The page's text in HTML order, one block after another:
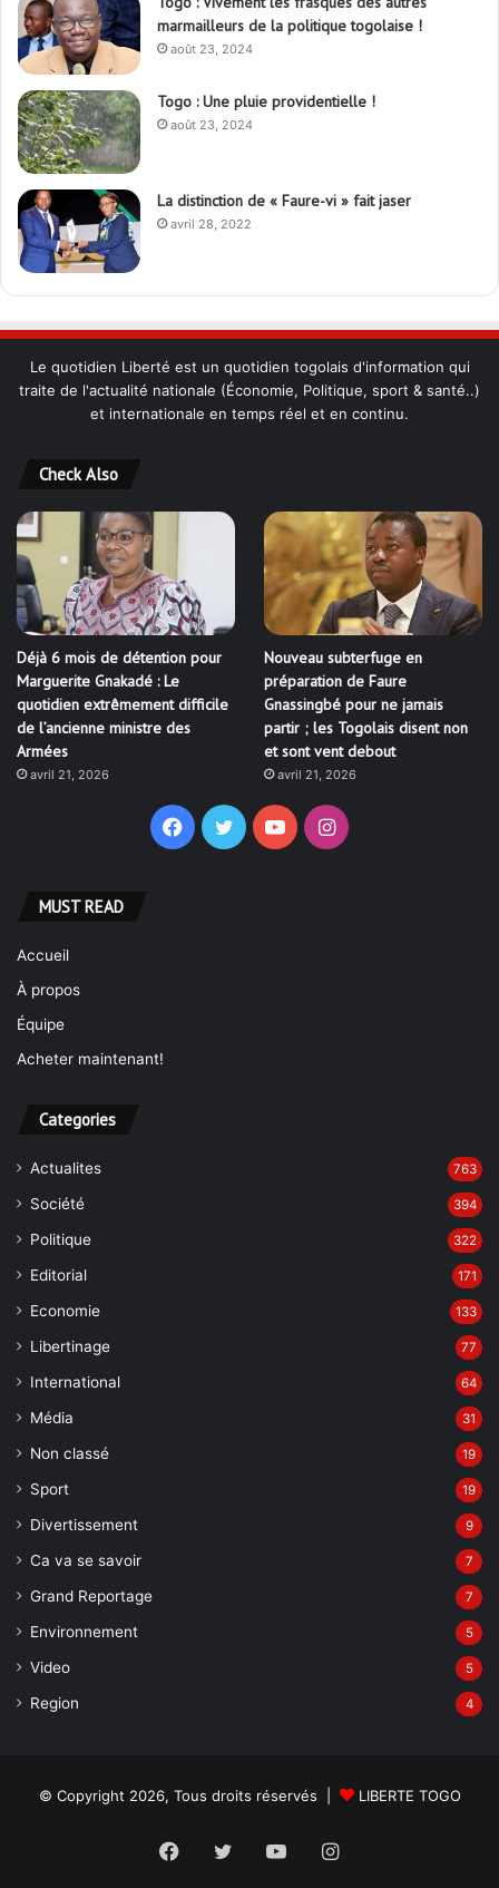
marmailleurs de la politique togolaise !
août 23, 2024
Togo : Une pluie providentielle !
août 23, 2024
La distinction de « Faure-vi » fait jaser
avril 28, 2022
Le quotidien Liberté est un quotidien togolais d'information qui
traite de l'actualité nationale (Économie, Politique, sport & santé..)
et internationale en temps réel et en continu.
Check Also
Déjà 6 mois de détention pour
Marguerite Gnakadé : Le
quotidien extrêmement difficile
de l’ancienne ministre des
Armées
avril 21, 2026
Nouveau subterfuge en
préparation de Faure
Gnassingbé pour ne jamais
partir ; les Togolais disent non
et sont vent debout
avril 21, 2026
Facebook
TwitterYouTubeInstagram
MUST READ
Accueil
À propos
Équipe
Acheter maintenant!
Categories
Actualites 763
Société 394
Politique 322
Editorial 171
Economie 133
Libertinage 77
International 64
Média 31
Non classé 19
Sport 19
Divertissement 9
Ca va se savoir 7
Grand Reportage 7
Environnement 5
Video 5
Region 4
© Copyright 2026, Tous droits réservés | LIBERTE TOGO
Facebook
Twitter YouTubeInstagram